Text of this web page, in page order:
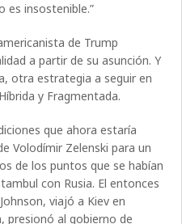
es insostenible.”
de Trump
a partir de su asunción. Y
otra estrategia a seguir en
y Fragmentada.
que ahora estaría
Volodímir Zelenski para un
de los puntos que se habían
con Rusia. El entonces
viajó a Kiev en
presionó al gobierno de